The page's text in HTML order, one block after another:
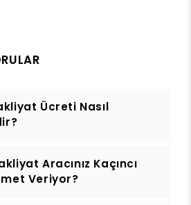
Ücreti Nasıl
Aracınız Kaçıncı
Veriyor?